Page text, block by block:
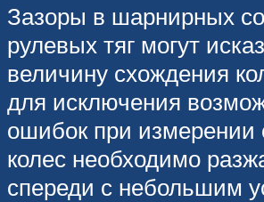
Зазоры в шарнирных
рулевых тяг могут
величину схождения
для исключения
ошибок при измерении
колес необходимо
спереди с небольшим